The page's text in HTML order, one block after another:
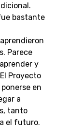
bastante
Parece
y
Proyecto
en
a
tanto
el futuro.